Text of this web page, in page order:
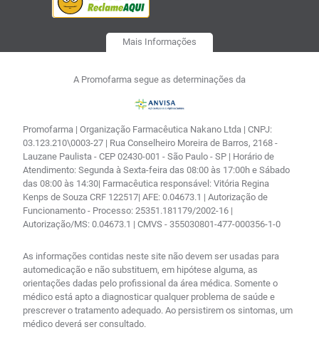
Mais Informações
A Promofarma segue as determinações da
Promofarma | Organização Farmacêutica Nakano Ltda | CNPJ:
03.123.210\0003-27 | Rua Conselheiro Moreira de Barros, 2168 -
Lauzane Paulista - CEP 02430-001 - São Paulo - SP | Horário de
Atendimento: Segunda à Sexta-feira das 08:00 às 17:00h e Sábado
das 08:00 às 14:30| Farmacêutica responsável: Vitória Regina
Kenps de Souza CRF 122517| AFE: 0.04673.1 | Autorização de
Funcionamento - Processo: 25351.181179/2002-16 |
Autorização/MS: 0.04673.1 | CMVS - 355030801-477-000356-1-0
As informações contidas neste site não devem ser usadas para
automedicação e não substituem, em hipótese alguma, as
orientações dadas pelo profissional da área médica. Somente o
médico está apto a diagnosticar qualquer problema de saúde e
prescrever o tratamento adequado. Ao persistirem os sintomas, um
médico deverá ser consultado.